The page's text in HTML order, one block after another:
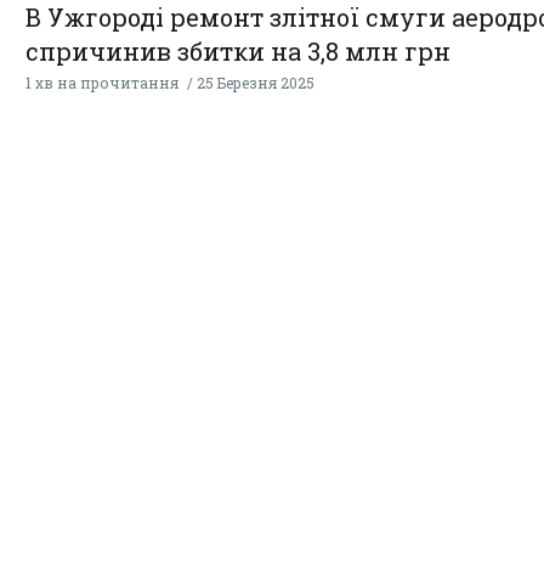
В Ужгороді ремонт злітної смуги
спричинив збитки на 3,8 млн грн
1 хв на прочитання 25 Березня 2025